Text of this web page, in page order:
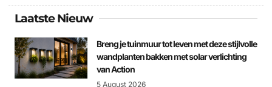
Laatste Nieuw
Breng je tuinmuur tot leven met deze stijlvolle
wandplanten bakken met solar verlichting
van Action
5 August 2026